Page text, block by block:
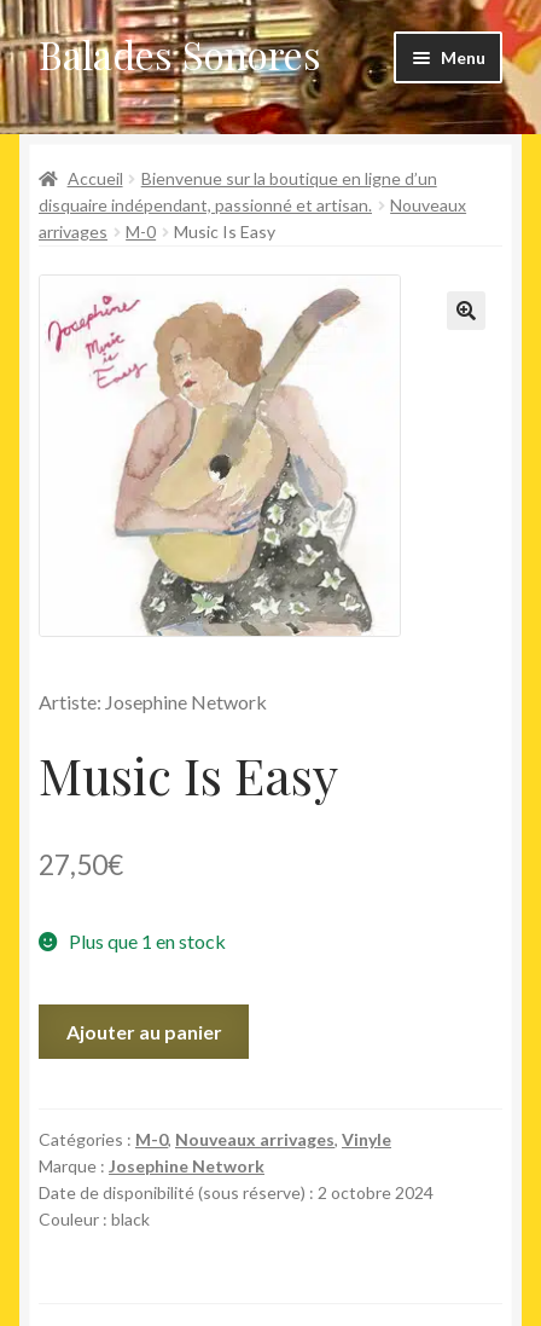
Aller
à
la
navigation
Aller
au
contenu
Balades Sonores Menu
Boutique
Nouveaux arrivages
le
Précommandes
Agenda
Accueil
Bienvenue sur la boutique en ligne d’un
disquaire indépendant, passionné et artisan.
Nouveaux
arrivages
M-0 Music Is Easy
Artiste: Josephine Network
Music Is Easy
27,50€
Plus que 1 en stock
Easy
Ajouter au panier
Catégories : M-0, Nouveaux arrivages, Vinyle
Marque : Josephine Network
Date de disponibilité (sous réserve) : 2 octobre 2024
Couleur : black